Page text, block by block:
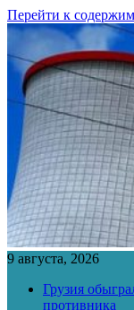
Перейти к
9 августа, 2026
Грузия
противника